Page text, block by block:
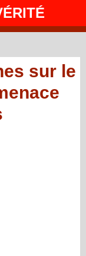
sur le